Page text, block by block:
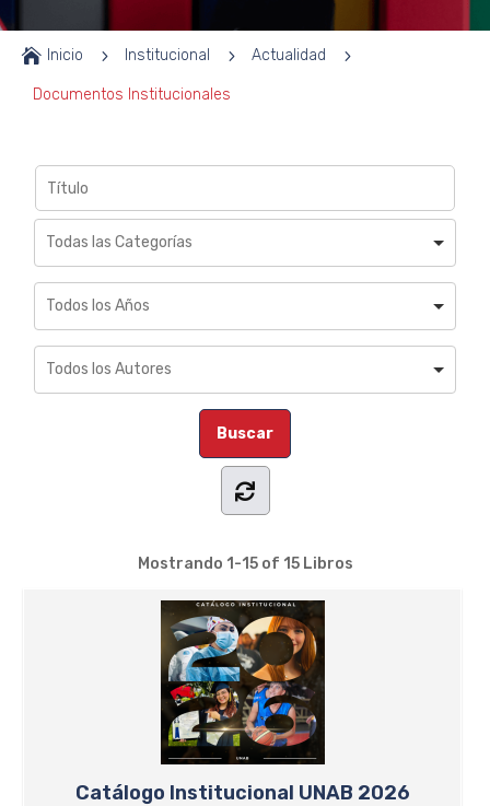
 Inicio 5 Institucional 5 Actualidad 5
Documentos Institucionales
Mostrando 1-15 of 15Libros
Catálogo Institucional UNAB 2026